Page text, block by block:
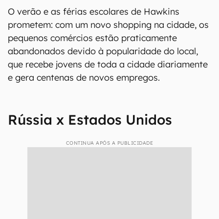
O verão e as férias escolares de Hawkins
prometem: com um novo shopping na cidade, os
pequenos comércios estão praticamente
abandonados devido à popularidade do local,
que recebe jovens de toda a cidade diariamente
e gera centenas de novos empregos.
Rússia x Estados Unidos
CONTINUA APÓS A PUBLICIDADE